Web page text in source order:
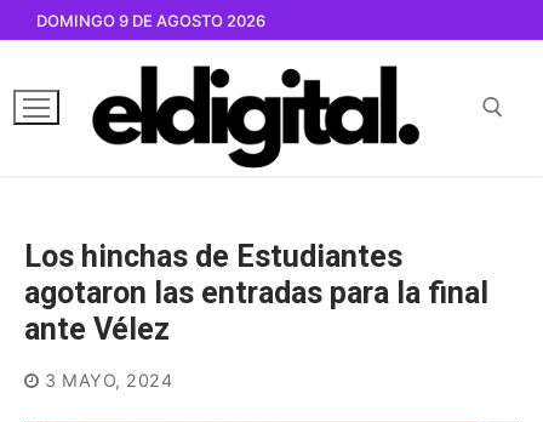
contenido
DOMINGO 9 DE AGOSTO 2026
Los hinchas de Estudiantes
agotaron las entradas para la final
ante Vélez
3 MAYO, 2024